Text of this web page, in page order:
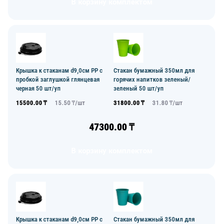
Крышка к стаканам d9,0см PP с
пробкой заглушкой глянцевая
черная 50 шт/уп
15500.00 ₸ 15.50 ₸/шт
Стакан бумажный 350мл для
горячих напитков зеленый/
зеленый 50 шт/уп
31800.00 ₸ 31.80 ₸/шт
47300.00₸
Крышка к стаканам d9,0см PP с
Стакан бумажный 350мл для